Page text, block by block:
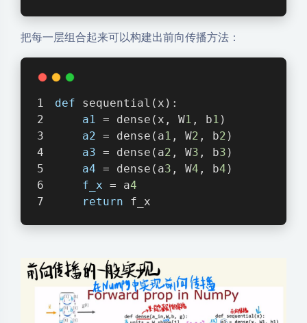
把每一层组合起来可以构建出前向传播方法：
def sequential(x):
a1
= dense(x, W1 , b1 )
a2 = dense(a1 , W2 , b2 )
a3 = dense(a2 , W3 , b3 )
a4 = dense(a3 , W4 , b4 )
f_x = a4
return f_x